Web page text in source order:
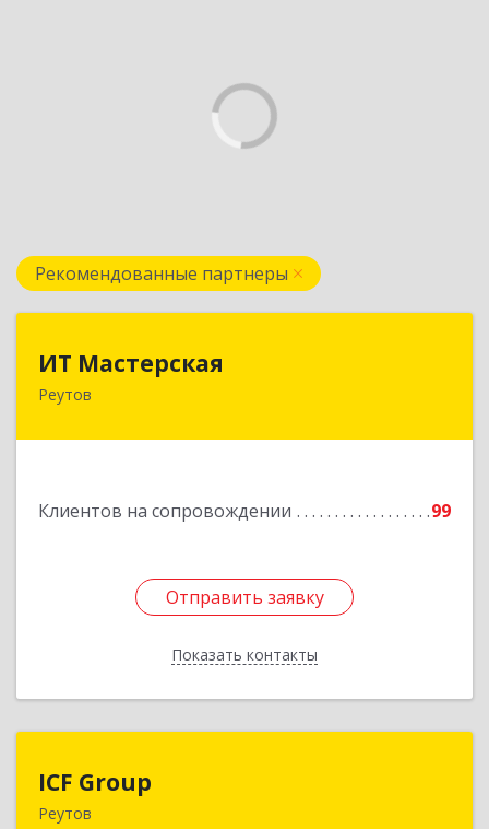
Рекомендованные партнеры
ИТ Мастерская
Реутов
Клиентов на сопровождении 99
Отправить заявку
Показать контакты
Отправить заявку
Назад
ICF Group
Реутов
143965, Московская обл, г.о. Реутов, Реутов г,